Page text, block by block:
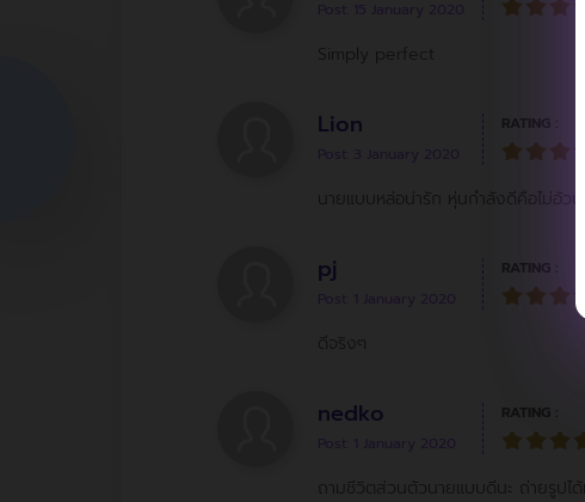
Simply perfect
Lion RATING :
นายแบบหล่อน่ารัก หุ่นกำลังดีคือไม่อัวน
pj RATING :
ดีจริงๆ
nedko RATING :
ถามชีวิตส่วนตัวนายแบบดีนะ ถ่ายรูปไ